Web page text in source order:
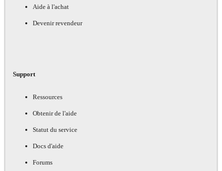
Aide à l'achat
Devenir revendeur
Support
Ressources
Obtenir de l'aide
Statut du service
Docs d'aide
Forums